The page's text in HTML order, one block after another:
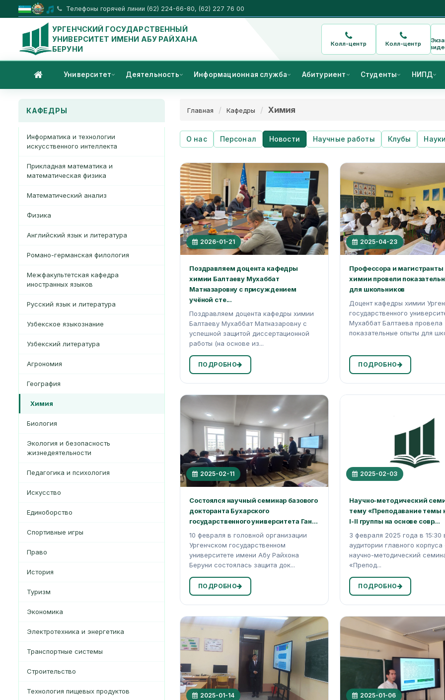
Телефоны горячей линии (62) 224-66-80, (62) 227 76 00
УРГЕНЧСКИЙ ГОСУДАРСТВЕННЫЙ
УНИВЕРСИТЕТ ИМЕНИ АБУ РАЙХАНА
БЕРУНИ
Колл-центр Колл-центр
Университет Деятельность Информационная служба Абитуриент Студенты НИПД
КАФЕДРЫ
Информатика и технологии
искусственного интеллекта
Прикладная математика и
математическая физика
Математический анализ
Физика
Английский язык и литература
Романо-германская филология
Межфакультетская кафедра
иностранных языков
Русский язык и литература
Узбекское языкознание
Узбекский литература
Агрономия
География
Xимия
Биология
Экология и безопасность
жизнедеятельности
Педагогика и психология
Искусство
Единоборство
Спортивные игры
Право
История
Туризм
Экономика
Электротехника и энергетика
Транспортные системы
Строительство
Технология пищевых продуктов
Главная Кафедры Xимия
О нас Персонал Новости Научные работы Клубы
2026-01-21
Поздравляем доцента кафедры
химии Балтаеву Мухаббат
Матназаровну с присуждением
учёной сте...
Поздравляем доцента кафедры химии
Балтаеву Мухаббат Матназаровну с
успешной защитой диссертационной
работы (на основе из...
ПОДРОБНО
2025-04-23
Профессора и
химии провели
для школьников
Доцент кафедры химии
государственного
Мухаббат Балтаева провела
показательные опыты для
ПОДРОБНО
2025-02-11
Состоялся научный семинар базового
докторанта Бухарского
государственного университета Ган...
10 февраля в головной организации
Ургенчском государственном
университете имени Абу Райхона
Беруни состоялась защита док...
ПОДРОБНО
2025-02-03
Научно-методический
тему «Преподавание темы
I-II группы на основе совр...
3 февраля 2025 года в 15:30
аудитории главного корпуса
научно-методический
«Препод...
ПОДРОБНО
2025-01-14 2025-01-06